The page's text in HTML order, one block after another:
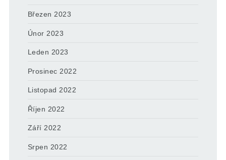
Březen 2023
Únor 2023
Leden 2023
Prosinec 2022
Listopad 2022
Říjen 2022
Září 2022
Srpen 2022